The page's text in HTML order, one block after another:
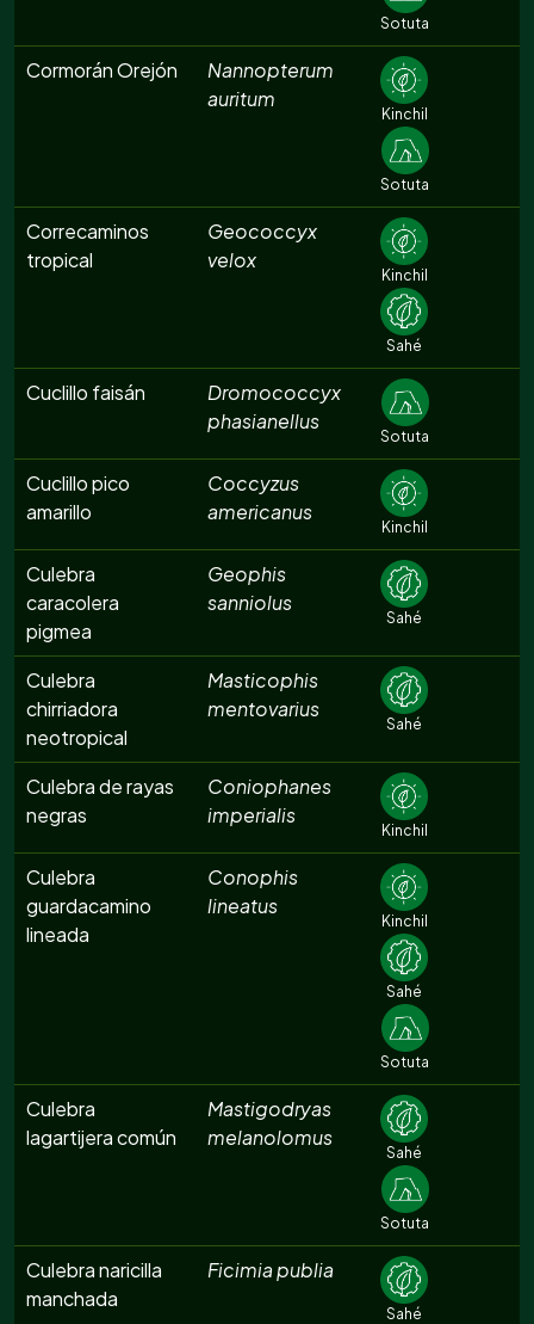
Sotuta
Cormorán Orejón
Nannopterum
auritum
Kinchil
Sotuta
Correcaminos
tropical
Geococcyx
velox
Kinchil
Sahé
Cuclillo faisán
Dromococcyx
phasianellus
Sotuta
Cuclillo pico
amarillo
Coccyzus
americanus
Kinchil
Culebra
caracolera
pigmea
Geophis
sanniolus
Sahé
Culebra
chirriadora
neotropical
Masticophis
mentovarius
Sahé
Culebra de rayas
negras
Coniophanes
imperialis
Kinchil
Culebra
guardacamino
lineada
Conophis
lineatus
Kinchil
Sahé
Sotuta
Culebra
lagartijera común
Mastigodryas
melanolomus
Sahé
Sotuta
Culebra naricilla
manchada
Ficimia publia
Sahé